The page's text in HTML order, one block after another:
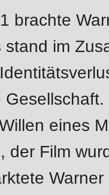
brachte
stand im
eines
der Film